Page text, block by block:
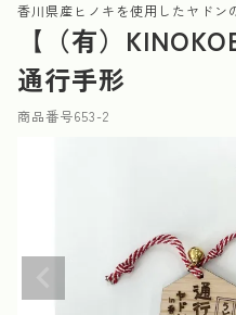
香川県産ヒノキを使用したヤドン
【（有）
通行手形
商品番号653-2